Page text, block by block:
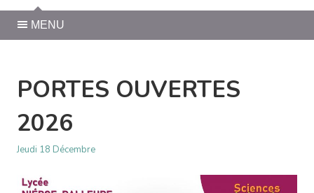
MENU
PORTES OUVERTES
2026
Jeudi 18 Décembre